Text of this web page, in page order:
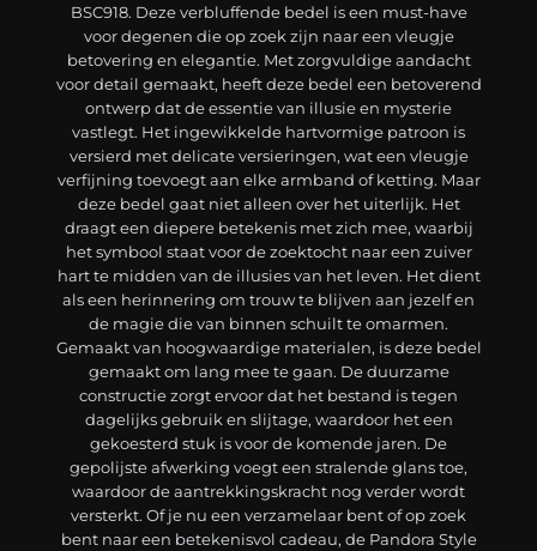
BSC918. Deze verbluffende bedel is een must-have
voor degenen die op zoek zijn naar een vleugje
betovering en elegantie. Met zorgvuldige aandacht
voor detail gemaakt, heeft deze bedel een betoverend
ontwerp dat de essentie van illusie en mysterie
vastlegt. Het ingewikkelde hartvormige patroon is
versierd met delicate versieringen, wat een vleugje
verfijning toevoegt aan elke armband of ketting. Maar
deze bedel gaat niet alleen over het uiterlijk. Het
draagt een diepere betekenis met zich mee, waarbij
het symbool staat voor de zoektocht naar een zuiver
hart te midden van de illusies van het leven. Het dient
als een herinnering om trouw te blijven aan jezelf en
de magie die van binnen schuilt te omarmen.
Gemaakt van hoogwaardige materialen, is deze bedel
gemaakt om lang mee te gaan. De duurzame
constructie zorgt ervoor dat het bestand is tegen
dagelijks gebruik en slijtage, waardoor het een
gekoesterd stuk is voor de komende jaren. De
gepolijste afwerking voegt een stralende glans toe,
waardoor de aantrekkingskracht nog verder wordt
versterkt. Of je nu een verzamelaar bent of op zoek
bent naar een betekenisvol cadeau, de Pandora Style